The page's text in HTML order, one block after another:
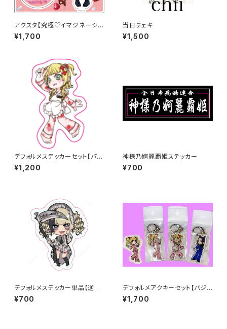
アクスタ【究極♡イマジネーショ
ン衣装】
¥1,700
当日チェキ
¥1,500
デフォルメステッカーセット【パジ
ャマ衣装】
¥1,200
神様乃婀麗覇姫ステッカー
¥700
デフォルメステッカー単品【逆様
のプラトニック衣装】
¥700
デフォルメアクキーセット【パジャ
マ衣装】
¥1,700